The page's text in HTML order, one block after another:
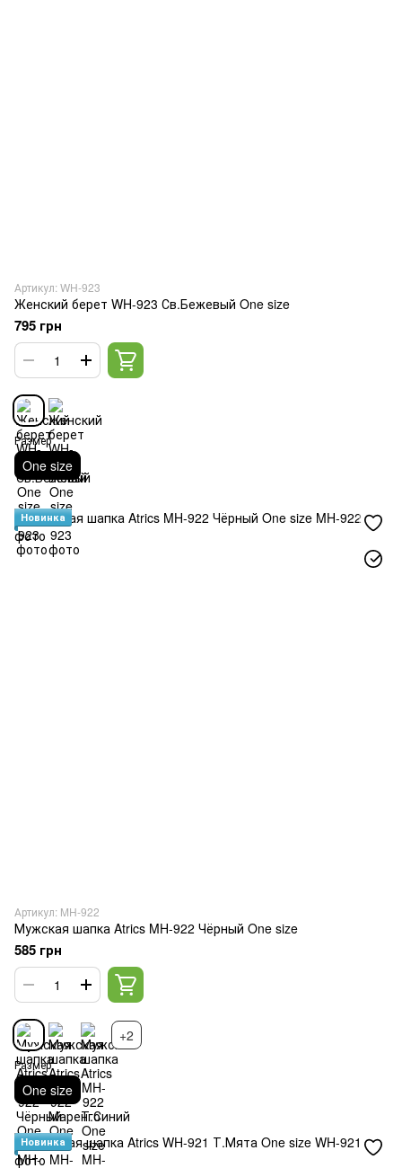
Артикул: WH-923
Женский берет WH-923 Св.Бежевый One size
795 грн
Размер
One size
Новинка
Артикул: MH-922
Мужская шапка Atrics MH-922 Чёрный One size
585 грн
+2
Размер
One size
Новинка